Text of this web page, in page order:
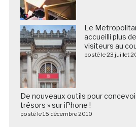
Le
accueilli plus
visiteurs au
posté le 23 juillet
De nouveaux outils pour
trésors » sur iPhone !
posté le 15 décembre 2010